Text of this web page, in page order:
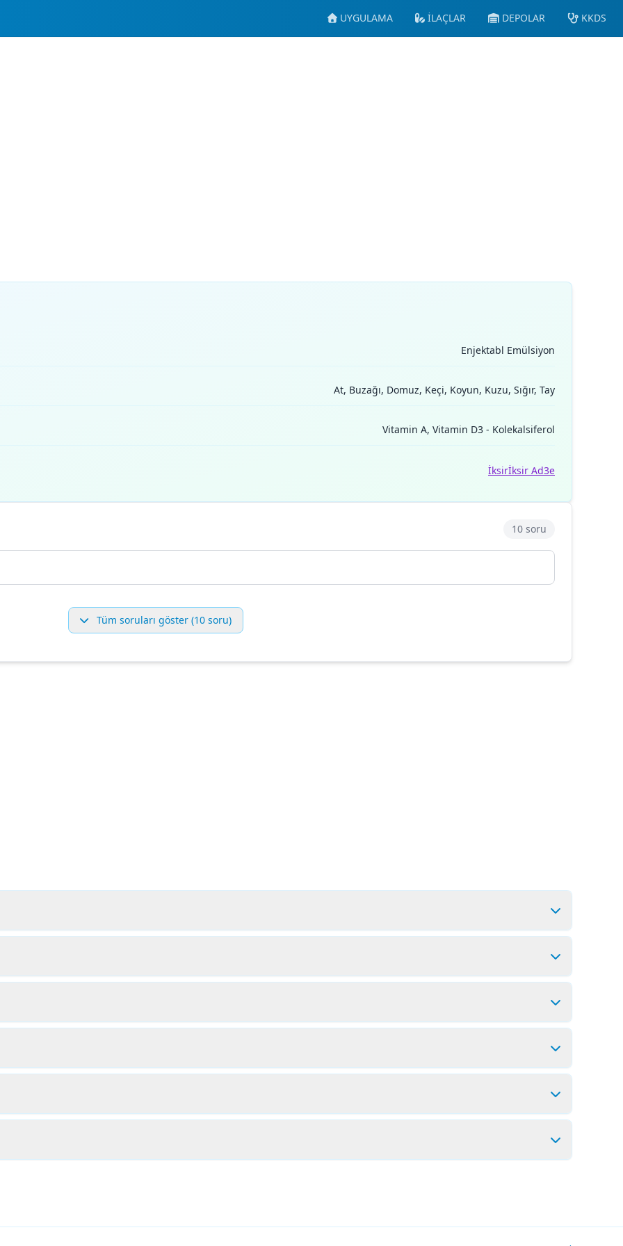
UYGULAMA İLAÇLAR DEPOLAR KKDS
Enjektabl Emülsiyon
At, Buzağı, Domuz, Keçi, Koyun, Kuzu, Sığır, Tay
Vitamin A, Vitamin D3 - Kolekalsiferol
İksirİksir Ad3e
10 soru
Tüm soruları göster (10 soru)